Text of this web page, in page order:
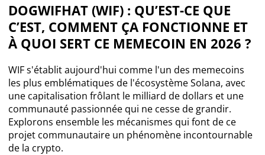
Actualité Ethereum
Actualité Altcoins
Actualité NFT
Actualité Exchange
DOGWIFHAT (WIF) : QU’EST-CE QUE
C’EST, COMMENT ÇA FONCTIONNE ET
À QUOI SERT CE MEMECOIN EN 2026 ?
WIF s'établit aujourd'hui comme l'un des memecoins
les plus emblématiques de l'écosystème Solana, avec
une capitalisation frôlant le milliard de dollars et une
communauté passionnée qui ne cesse de grandir.
Explorons ensemble les mécanismes qui font de ce
projet communautaire un phénomène incontournable
de la crypto.